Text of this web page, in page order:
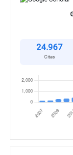
24.967
Citas